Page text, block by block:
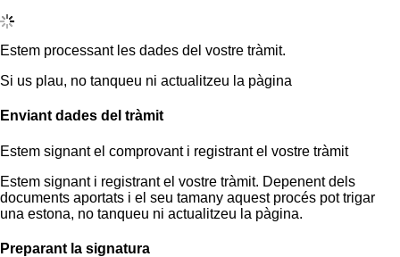
Estem processant les dades del vostre tràmit.
Si us plau, no tanqueu ni actualitzeu la pàgina
Enviant dades del tràmit
Estem signant el comprovant i registrant el vostre tràmit
Estem signant i registrant el vostre tràmit. Depenent dels
documents aportats i el seu tamany aquest procés pot trigar
una estona, no tanqueu ni actualitzeu la pàgina.
Preparant la signatura